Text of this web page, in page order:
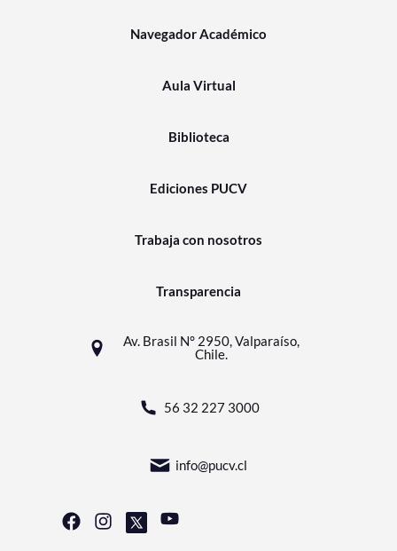
Navegador Académico
Aula Virtual
Biblioteca
Ediciones PUCV
Trabaja con nosotros
Transparencia
Av. Brasil N° 2950, Valparaíso,
Chile.
56 32 227 3000
info@pucv.cl